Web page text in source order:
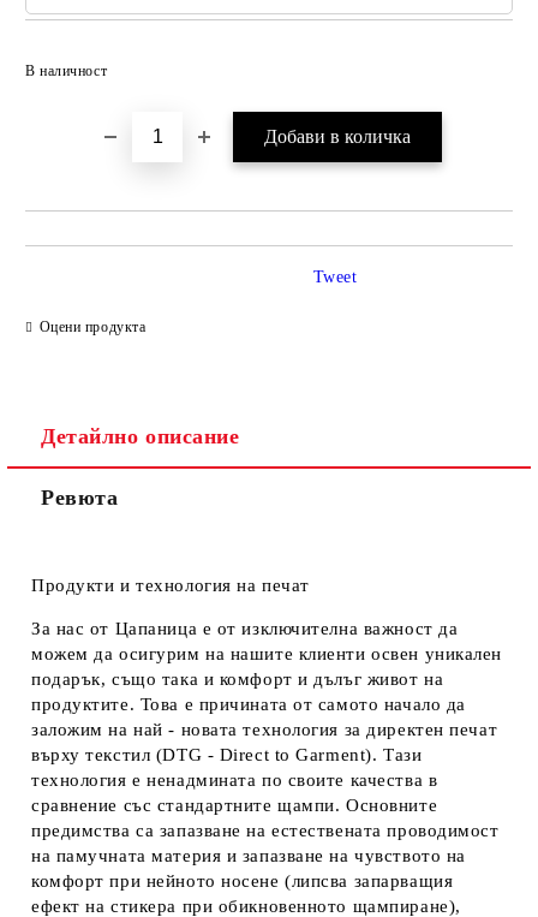
В наличност
Оцени продукта
Tweet
Детайлно описание
Ревюта
Продукти и технология на печат
За нас от Цапаница е от изключителна важност да
можем да осигурим на нашите клиенти освен уникален
подарък, също така и комфорт и дълъг живот на
продуктите. Това е причината от самото начало да
заложим на най - новата технология за директен печат
върху текстил (DTG - Direct to Garment). Тази
технология е ненадмината по своите качества в
сравнение със стандартните щампи. Основните
предимства са запазване на естествената проводимост
на памучната материя и запазване на чувството на
комфорт при нейното носене (липсва запарващия
ефект на стикера при обикновенното щампиране),